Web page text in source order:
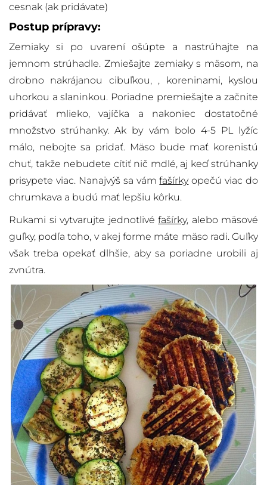
cesnak (ak pridávate)
Postup prípravy:
Zemiaky si po uvarení ošúpte a nastrúhajte na
jemnom strúhadle. Zmiešajte zemiaky s mäsom, na
drobno nakrájanou cibuľkou, , koreninami, kyslou
uhorkou a slaninkou. Poriadne premiešajte a začnite
pridávať mlieko, vajíčka a nakoniec dostatočné
množstvo strúhanky. Ak by vám bolo 4-5 PL lyžíc
málo, nebojte sa pridať. Mäso bude mať korenistú
chuť, takže nebudete cítiť nič mdlé, aj keď strúhanky
prisypete viac. Nanajvýš sa vámfašírkyopečú viac do
chrumkava a budú mať lepšiu kôrku.
Rukami si vytvarujte jednotlivé fašírky, alebo mäsové
guľky, podľa toho, v akej forme máte mäso radi. Guľky
však treba opekať dlhšie, aby sa poriadne urobili aj
zvnútra.